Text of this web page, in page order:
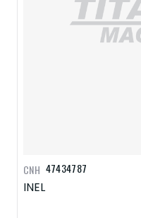
47434787
INEL
CNH